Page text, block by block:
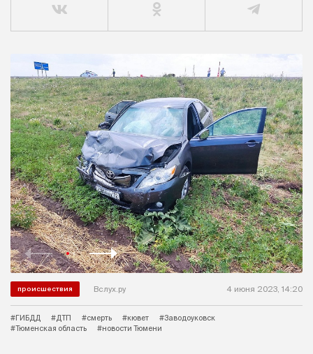
происшествия Вслух.ру 4 июня 2023, 14:20
#ГИБДД #ДТП #смерть #кювет
#Заводоуковск
#Тюменская область
#новости Тюмени